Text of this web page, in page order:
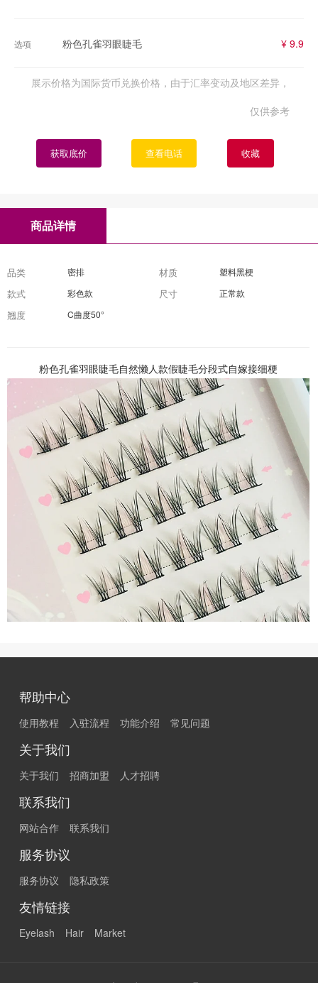
选项 粉色孔雀羽眼睫毛 ¥ 9.9
展示价格为国际货币兑换价格，由于汇率变动及地区差异，
仅供参考
获取底价 查看电话 收藏
商品详情
品类 密排 材质 塑料黑梗
款式 彩色款 尺寸 正常款
翘度 C曲度50°
粉色孔雀羽眼睫毛自然懒人款假睫毛分段式自嫁接细梗
帮助中心
使用教程 入驻流程 功能介绍 常见问题
关于我们
关于我们 招商加盟 人才招聘
联系我们
网站合作 联系我们
服务协议
服务协议 隐私政策
友情链接
Eyelash Hair Market